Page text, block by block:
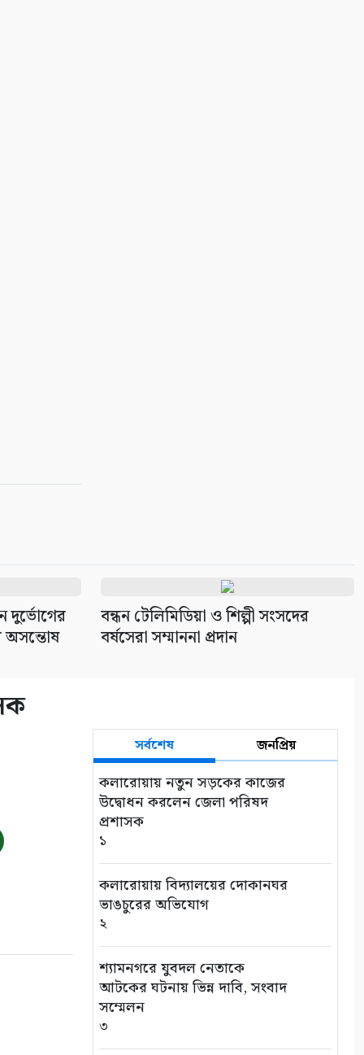
দুর্ভোগের
অসন্তোষ
বন্ধন টেলিমিডিয়া ও শিল্পী সংসদের
বর্ষসেরা সম্মাননা প্রদান
সর্বশেষ জনপ্রিয়
কলারোয়ায় নতুন সড়কের কাজের
উদ্বোধন করলেন জেলা পরিষদ
প্রশাসক
১
কলারোয়ায় বিদ্যালয়ের দোকানঘর
ভাঙচুরের অভিযোগ
২
শ্যামনগরে যুবদল নেতাকে
আটকের ঘটনায় ভিন্ন দাবি, সংবাদ
সম্মেলন
৩